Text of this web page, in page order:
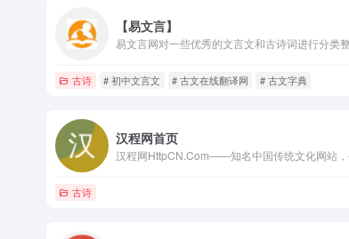
【易文言】
古诗 # 初中文言文 # 古文在线翻译网 # 古文字典
汉程网首页
古诗